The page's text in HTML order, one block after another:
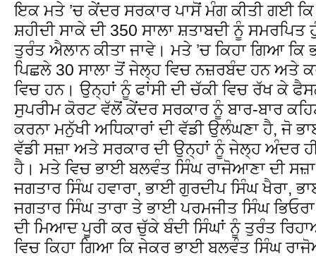
ਇਕ ਮਤੇ ’ਚ ਕੇਂਦਰ ਸਰਕਾਰ ਪਾਸੋਂ ਮੰਗ ਕੀਤੀ ਗਈ ਕਿ
ਸ਼ਹੀਦੀ ਸਾਕੇ ਦੀ 350 ਸਾਲਾ ਸ਼ਤਾਬਦੀ ਨੂੰ ਸਮਰਪਿਤ
ਤੁਰੰਤ ਐਲਾਨ ਕੀਤਾ ਜਾਵੇ। ਮਤੇ ’ਚ ਕਿਹਾ ਗਿਆ
ਪਿਛਲੇ 30 ਸਾਲਾ ਤੋਂ ਜੇਲ੍ਹ ਵਿਚ ਨਜ਼ਰਬੰਦ ਹਨ ਅਤੇ
ਵਿਚ ਹਨ। ਉਨ੍ਹਾਂ ਨੂੰ ਫਾਂਸੀ ਦੀ ਚੱਕੀ ਵਿਚ ਰੱਖ ਕੇ
ਸੁਪਰੀਮ ਕੋਰਟ ਵੱਲੋਂ ਕੇਂਦਰ ਸਰਕਾਰ ਨੂੰ ਬਾਰ-ਬਾਰ
ਕਰਨਾ ਮਨੁੱਖੀ ਅਧਿਕਾਰਾਂ ਦੀ ਵੱਡੀ ਉਲੰਘਣਾ ਹੈ, ਜੋ
ਵੱਡੀ ਸਜ਼ਾ ਅਤੇ ਸਰਕਾਰ ਦੀ ਉਨ੍ਹਾਂ ਨੂੰ ਜੇਲ੍ਹ ਅੰਦਰ
ਹੈ। ਮਤੇ ਵਿਚ ਭਾਈ ਬਲਵੰਤ ਸਿੰਘ ਰਾਜੋਆਣਾ ਦੀ
ਜਗਤਾਰ ਸਿੰਘ ਹਵਾਰਾ, ਭਾਈ ਗੁਰਦੀਪ ਸਿੰਘ ਖੈਰਾ,
ਜਗਤਾਰ ਸਿੰਘ ਤਾਰਾ ਤੇ ਭਾਈ ਪਰਮਜੀਤ ਸਿੰਘ
ਦੀ ਮਿਆਦ ਪੂਰੀ ਕਰ ਚੁੱਕੇ ਬੰਦੀ ਸਿੰਘਾਂ ਨੂੰ ਤੁਰੰਤ
ਵਿਚ ਕਿਹਾ ਗਿਆ ਕਿ ਜੇਕਰ ਭਾਈ ਬਲਵੰਤ ਸਿੰਘ